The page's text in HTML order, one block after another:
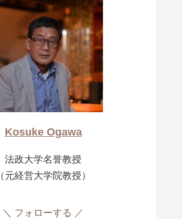
Kosuke Ogawa
法政大学名誉教授
（元経営大学院教授）
フォローする